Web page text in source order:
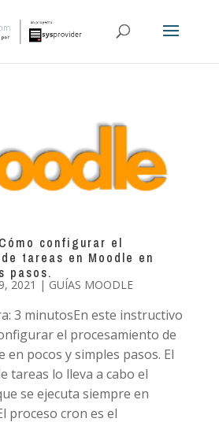
configurar el
tareas en Moodle en
pasos.
2021 | GUÍAS MOODLE
3 minutosEn este instructivo
el procesamiento de
en pocos y simples pasos. El
tareas lo lleva a cabo el
se ejecuta siempre en
proceso cron es el